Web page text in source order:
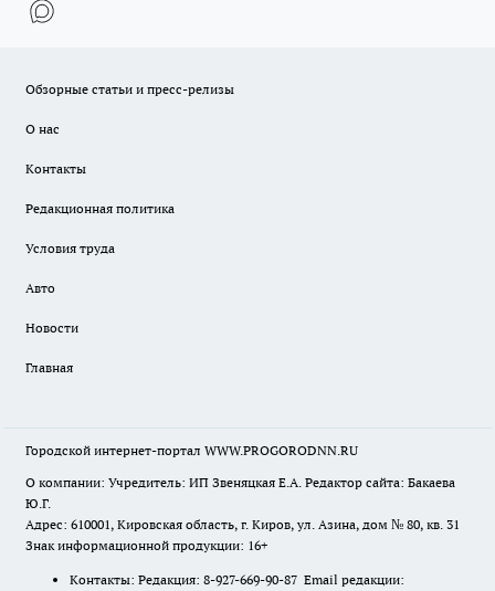
Обзорные статьи и пресс-релизы
О нас
Контакты
Редакционная политика
Условия труда
Авто
Новости
Главная
Городской интернет-портал WWW.PROGORODNN.RU
О компании: Учредитель: ИП Звеняцкая Е.А. Редактор сайта: Бакаева
Ю.Г.
Адрес: 610001, Кировская область, г. Киров, ул. Азина, дом № 80, кв. 31
Знак информационной продукции: 16+
Контакты: Редакция: 8-927-669-90-87 Email редакции: